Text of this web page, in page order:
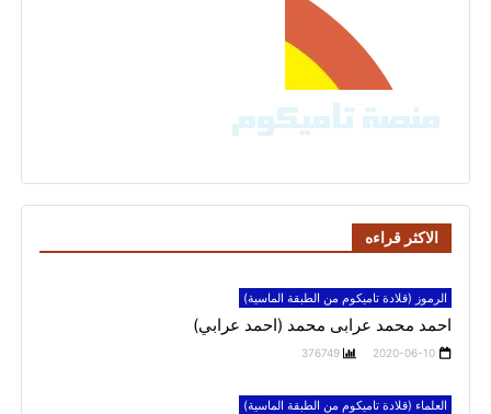
الاكثر قراءه
الرموز (قلادة تاميكوم من الطبقة الماسية)
احمد محمد عرابى محمد (احمد عرابي)
2020-06-10
376749
العلماء (قلادة تاميكوم من الطبقة الماسية)